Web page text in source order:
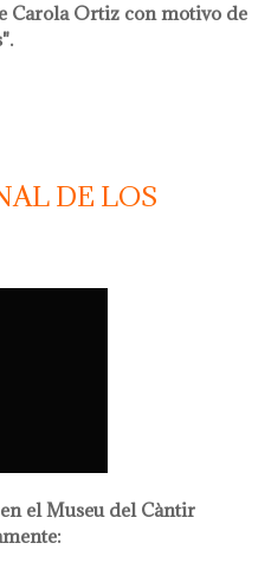
Carola Ortiz con motivo de
de los museos 2024
DE LOS
el Museu del Càntir